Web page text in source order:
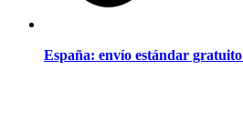
España: envío estándar gratuito